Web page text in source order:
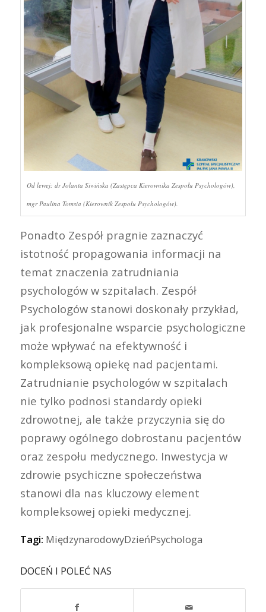
Od lewej: dr Jolanta Siwińska (Zastępca Kierownika Zespołu Psychologów),
mgr Paulina Tomsia (Kierownik Zespołu Psychologów).
Ponadto Zespół pragnie zaznaczyć
istotność propagowania informacji na
temat znaczenia zatrudniania
psychologów w szpitalach. Zespół
Psychologów stanowi doskonały przykład,
jak profesjonalne wsparcie psychologiczne
może wpływać na efektywność i
kompleksową opiekę nad pacjentami.
Zatrudnianie psychologów w szpitalach
nie tylko podnosi standardy opieki
zdrowotnej, ale także przyczynia się do
poprawy ogólnego dobrostanu pacjentów
oraz zespołu medycznego. Inwestycja w
zdrowie psychiczne społeczeństwa
stanowi dla nas kluczowy element
kompleksowej opieki medycznej.
Tagi: MiędzynarodowyDzieńPsychologa
DOCEŃ I POLEĆ NAS